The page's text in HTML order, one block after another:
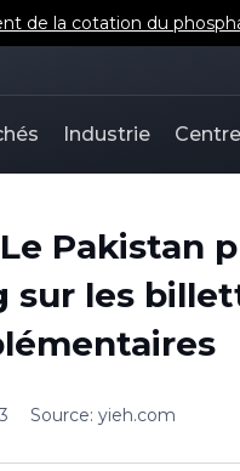
de la cotation du
Industrie
Pakistan
sur les
Source: yieh.com